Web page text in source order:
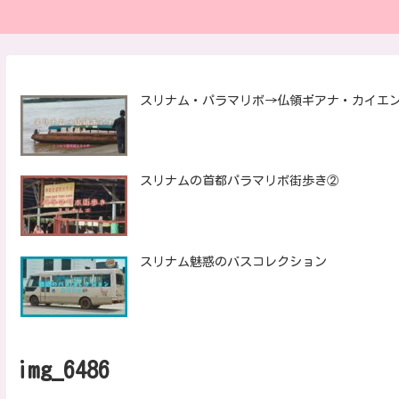
スリナム・パラマリボ→仏領ギアナ・カイエ
スリナムの首都パラマリボ街歩き②
スリナム魅惑のバスコレクション
img_6486